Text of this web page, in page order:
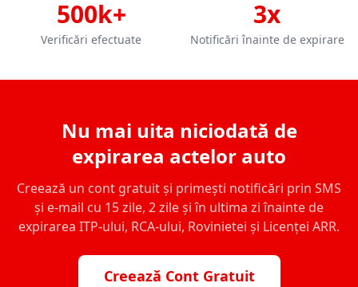
500k+
Verificări efectuate
3x
Notificări înainte de expirare
Nu mai uita niciodată de
expirarea actelor auto
Creează un cont gratuit și primești notificări prin SMS
și e-mail cu 15 zile, 2 zile și în ultima zi înainte de
expirarea ITP-ului, RCA-ului, Rovinietei și Licenței ARR.
Creează Cont Gratuit